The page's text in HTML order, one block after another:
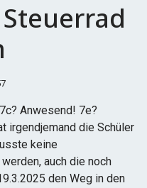
Anwesend! 7e?
irgendjemand die Schüler
keine
auch die noch
den Weg in den